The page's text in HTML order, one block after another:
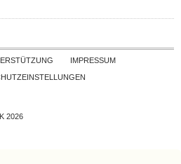
Skip to contentIMPRESSUM
2026